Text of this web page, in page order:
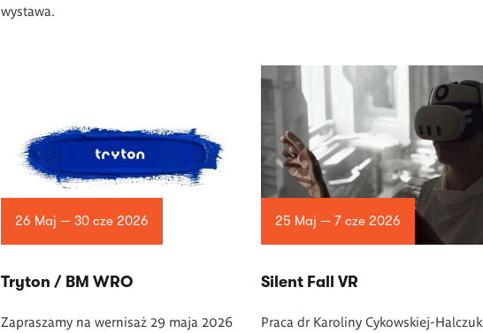
wystawa.
26 Maj — 30 cze 2026
Tryton / BM WRO
Zapraszamy na wernisaż 29 maja 2026
25 Maj — 7 cze 2026
Silent Fall VR
Praca dr Karoliny Cykowskiej-Halczuk